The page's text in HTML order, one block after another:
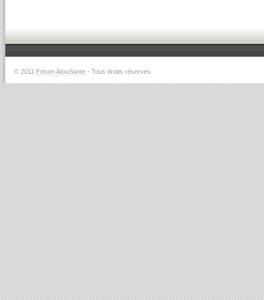
© 2011 Forum AtouSante - Tous droits réservés